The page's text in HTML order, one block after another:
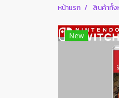
หน้าแรก สินค้าทั้
New